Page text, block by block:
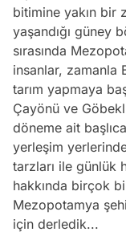
bitimine yakın bir
yaşandığı güney
sırasında
insanlar, zamanla
tarım yapmaya
Çayönü ve
döneme ait
yerleşim
tarzları ile günlük
hakkında birçok
Mezopotamya
için derledik...